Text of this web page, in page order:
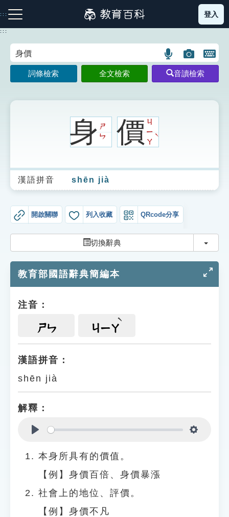
到
主
:::
注音索引圖示 筆畫索引圖示 部首索引表圖示
生字詞彙表
成語故事
索引選單
單字索引
遊戲專區
貓頭鷹博士
登入
:::
語
言
搜
圖
片
搜
開
鍵
圖
詞條檢索 全文檢索 音讀檢索
身ㄕ
ㄣ
價ㄐ
ㄧ
ㄚ
ˋ
漢語拼音 shēn jià
開啟關聯 列入收藏 QRcode分享
切換辭典 切換
教育部國語辭典簡編本
注音：
ㄕㄣ ㄐㄧㄚ
漢語拼音：
shēn jià
解釋：
本身所具有的價值。
【例】身價百倍、身價暴漲
社會上的地位、評價。
【例】身價不凡